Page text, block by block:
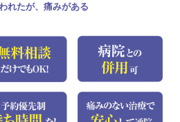
れたが、痛みがある